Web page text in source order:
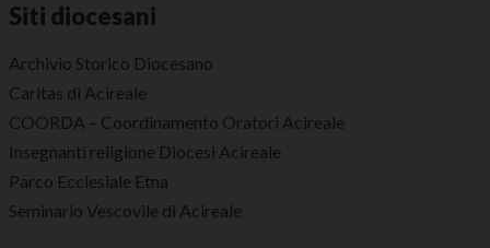
Siti diocesani
Archivio Storico Diocesano
Caritas di Acireale
COORDA – Coordinamento Oratori Acireale
Insegnanti religione Diocesi Acireale
Parco Ecclesiale Etna
Seminario Vescovile di Acireale